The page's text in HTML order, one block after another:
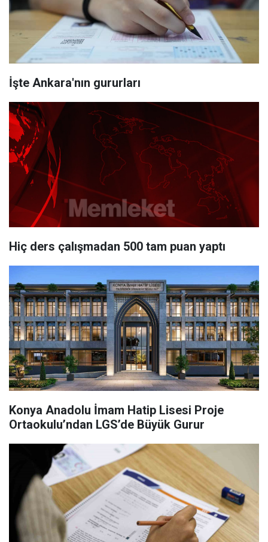
İşte Ankara'nın gururları
Hiç ders çalışmadan 500 tam puan yaptı
Konya Anadolu İmam Hatip Lisesi Proje
Ortaokulu’ndan LGS’de Büyük Gurur